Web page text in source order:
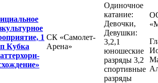
1
Кубка
СК «Самолет-
Арена»
Одиночное
катание:
Девочки,
Девушки:
3,2,1
юношеские
разряды 3,2
спортивные
разряды